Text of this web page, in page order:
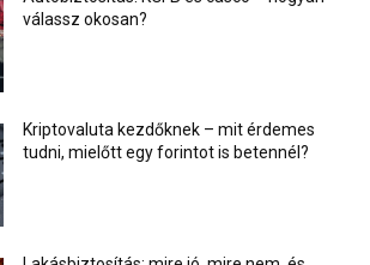
válassz okosan?
Kriptovaluta kezdőknek – mit érdemes
tudni, mielőtt egy forintot is betennél?